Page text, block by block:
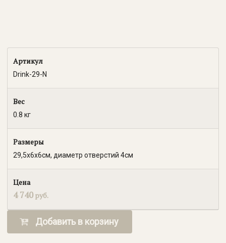
Артикул
Drink-29-N
Вес
0.8 кг
Размеры
29,5х6х6см, диаметр отверстий 4см
Цена
4 740руб.
Добавить в корзину